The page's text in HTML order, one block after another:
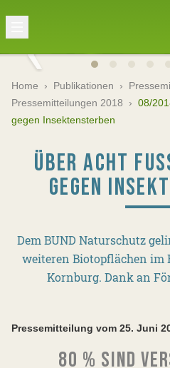
Home › Publikationen ›
Pressemitteilungen 2018 › 08/
gegen Insektensterben
ÜBER ACHT
EGEN
Dem BUND Naturschutz
weiteren Biotopflächen im
Kornburg. Dank an
Pressemitteilung vom 25. Juni
80 % SIND